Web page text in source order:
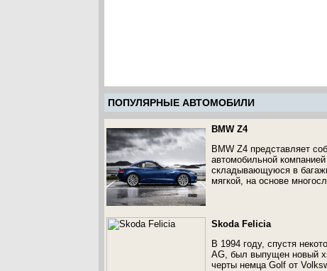
ПОПУЛЯРНЫЕ АВТОМОБИЛИ
BMW Z4
BMW Z4 представляет
автомобильной
складывающуюся в
мягкой, на основе
Skoda Felicia
В 1994 году, спустя
AG, был выпущен новый
черты немца Golf от